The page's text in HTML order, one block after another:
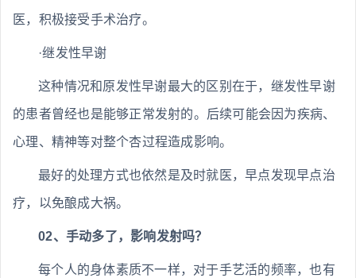
医，积极接受手术治疗。
·继发性早谢
这种情况和原发性早谢最大的区别在于，继发性早谢
的患者曾经也是能够正常发射的。后续可能会因为疾病、
心理、精神等对整个杏过程造成影响。
最好的处理方式也依然是及时就医，早点发现早点治
疗，以免酿成大祸。
02、手动多了，影响发射吗？
每个人的身体素质不一样，对于手艺活的频率，也有